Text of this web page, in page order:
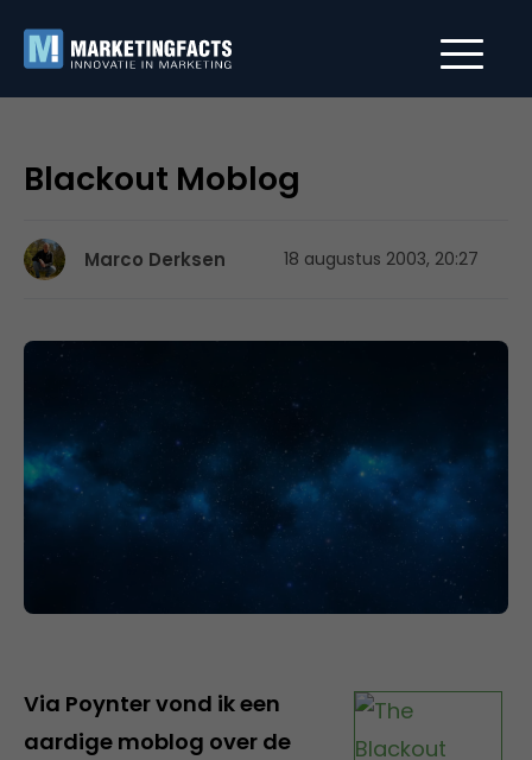
Blackout Moblog
Marco Derksen 18 augustus 2003, 20:27
Via Poynter vond ik een
aardige moblog over de